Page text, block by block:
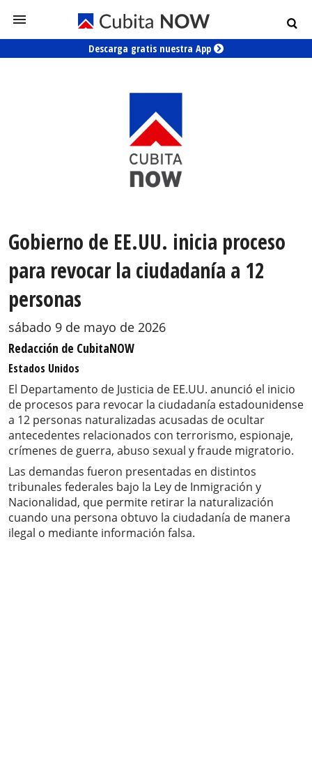
Descarga gratis nuestra App
Gobierno de EE.UU. inicia proceso
para revocar la ciudadanía a 12
personas
sábado 9 de mayo de 2026
Redacción de CubitaNOW
Estados Unidos
El Departamento de Justicia de EE.UU. anunció el inicio
de procesos para revocar la ciudadanía estadounidense
a 12 personas naturalizadas acusadas de ocultar
antecedentes relacionados con terrorismo, espionaje,
crímenes de guerra, abuso sexual y fraude migratorio.
Las demandas fueron presentadas en distintos
tribunales federales bajo la Ley de Inmigración y
Nacionalidad, que permite retirar la naturalización
cuando una persona obtuvo la ciudadanía de manera
ilegal o mediante información falsa.